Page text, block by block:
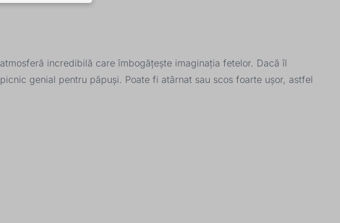
incredibilă care îmbogățește imaginația fetelor. Dacă îl
genial pentru păpuși. Poate fi atârnat sau scos foarte ușor, astfel